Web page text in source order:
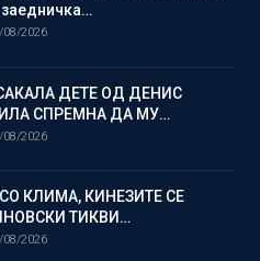
08/2026
ДЕТЕ ОД ДЕНИС
СПРЕМНА ДА МУ…
08/2026
КЛИМА, КИНЕЗИТЕ СЕ
ТИКВИ…
08/2026